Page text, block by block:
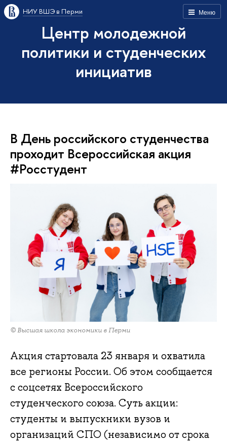
Меню
НИУ ВШЭ в Перми
Центр молодежной
политики и студенческих
инициатив
В День российского студенчества
проходит Всероссийская акция
#Росстудент
© Высшая школа экономики в Перми
Акция стартовала 23 января и охватила
все регионы России. Об этом сообщается
с соцсетях Всероссийского
студенческого союза. Суть акции:
студенты и выпускники вузов и
организаций СПО (независимо от срока